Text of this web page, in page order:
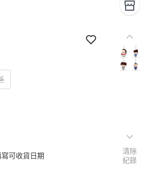
可收貨日期
清除
紀錄